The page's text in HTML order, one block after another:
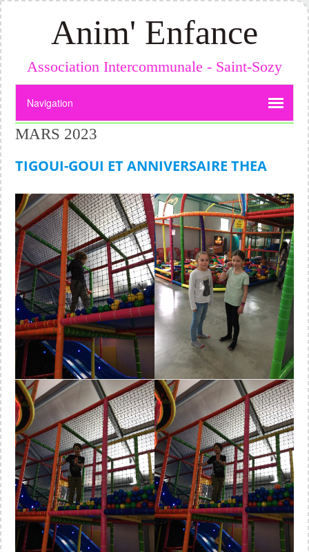
Anim' Enfance
Association Intercommunale - Saint-Sozy
MARS 2023
TIGOUI-GOUI ET ANNIVERSAIRE THEA